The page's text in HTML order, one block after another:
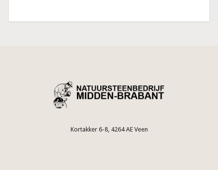
Kortakker 6-8, 4264 AE Veen